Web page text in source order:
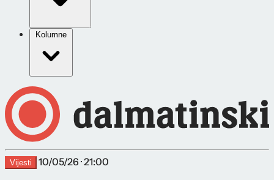
Kolumne
Vijesti 10/05/26 · 21:00